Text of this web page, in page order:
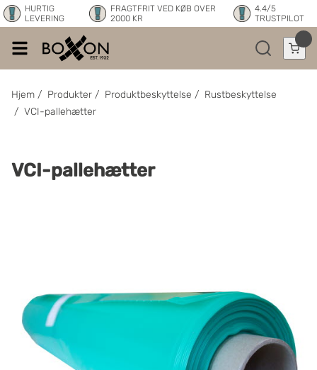
HURTIG
LEVERING
FRAGTFRIT VED KØB OVER
2000 KR
4.4/5
TRUSTPILOT
Hjem / Produkter / Produktbeskyttelse / Rustbeskyttelse
/ VCI-pallehætter
VCI-pallehætter